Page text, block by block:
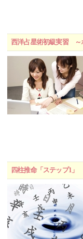
西洋占星術初級実習 ～
四柱推命「ステップ1